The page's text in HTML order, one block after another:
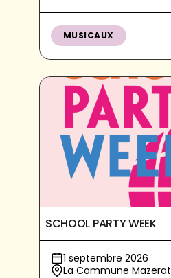
MUSICAUX
SCHOOL PARTY WEEK
1 septembre 2026
La Commune Mazerat